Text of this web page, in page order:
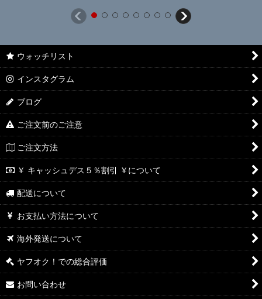
ウォッチリスト
インスタグラム
ブログ
ご注文前のご注意
ご注文方法
￥ キャッシュデス５％割引 ￥について
配送について
お支払い方法について
海外発送について
ヤフオク！での総合評価
お問い合わせ